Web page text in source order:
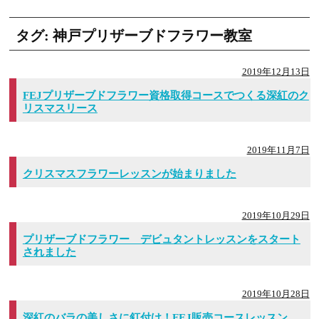
タグ:神戸プリザーブドフラワー教室
2019年12月13日
FEJプリザーブドフラワー資格取得コースでつくる深紅のク
リスマスリース
2019年11月7日
クリスマスフラワーレッスンが始まりました
2019年10月29日
プリザーブドフラワー デビュタントレッスンをスタート
されました
2019年10月28日